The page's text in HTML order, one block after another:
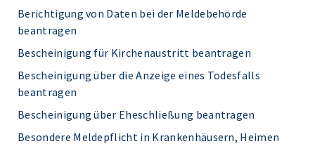
Berichtigung von Daten bei der Meldebehörde
beantragen
Bescheinigung für Kirchenaustritt beantragen
Bescheinigung über die Anzeige eines Todesfalls
beantragen
Bescheinigung über Eheschließung beantragen
Besondere Meldepflicht in Krankenhäusern, Heimen